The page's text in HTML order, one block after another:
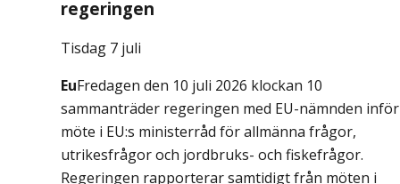
regeringen
Tisdag 7 juli
EuFredagen den 10 juli 2026 klockan 10
sammanträder regeringen med EU-nämnden inför
möte i EU:s ministerråd för allmänna frågor,
utrikesfrågor och jordbruks- och fiskefrågor.
Regeringen rapporterar samtidigt från möten i